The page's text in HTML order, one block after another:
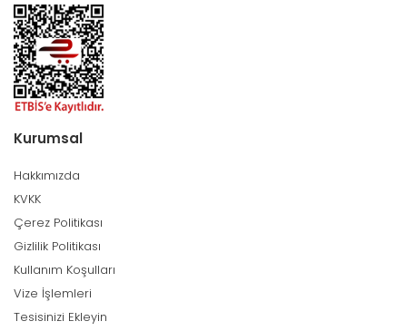
Kurumsal
Hakkımızda
KVKK
Çerez Politikası
Gizlilik Politikası
Kullanım Koşulları
Vize İşlemleri
Tesisinizi Ekleyin